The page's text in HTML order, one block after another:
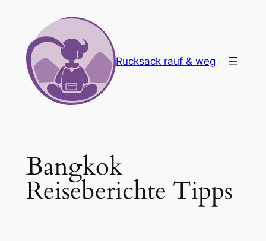
springen
Rucksack rauf & weg
Bangkok
Reiseberichte Tipps